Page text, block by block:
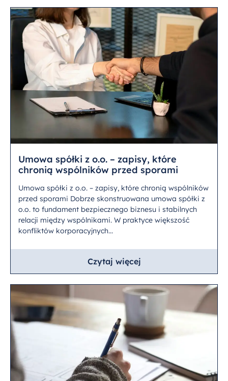
Umowa spółki z o.o. – zapisy, które
chronią wspólników przed sporami
Umowa spółki z o.o. – zapisy, które chronią wspólników
przed sporami Dobrze skonstruowana umowa spółki z
o.o. to fundament bezpiecznego biznesu i stabilnych
relacji między wspólnikami. W praktyce większość
konfliktów korporacyjnych...
Czytaj więcej